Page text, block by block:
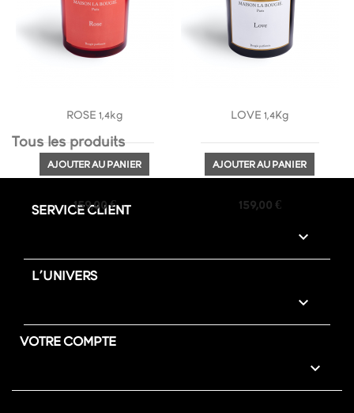
ROSE 1,4kg
AJOUTER AU PANIER
Prix
159,00 €
LOVE 1,4Kg
AJOUTER AU PANIER
Prix
159,00 €
Tous les produits
SERVICE CLIENT

L'UNIVERS

VOTRE COMPTE
